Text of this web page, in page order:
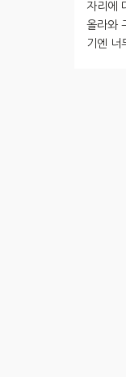
자리에
올라와
기엔 너